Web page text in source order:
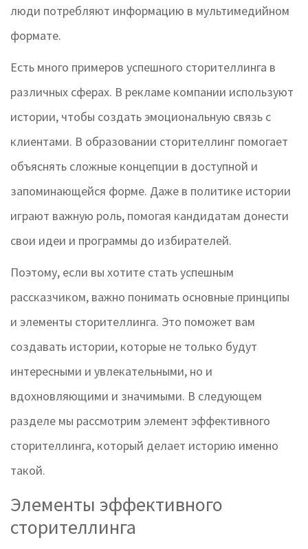
люди потребляют информацию в мультимедийном
формате.
Есть много примеров успешного сторителлинга в
различных сферах. В рекламе компании используют
истории, чтобы создать эмоциональную связь с
клиентами. В образовании сторителлинг помогает
объяснять сложные концепции в доступной и
запоминающейся форме. Даже в политике истории
играют важную роль, помогая кандидатам донести
свои идеи и программы до избирателей.
Поэтому, если вы хотите стать успешным
рассказчиком, важно понимать основные принципы
и элементы сторителлинга. Это поможет вам
создавать истории, которые не только будут
интересными и увлекательными, но и
вдохновляющими и значимыми. В следующем
разделе мы рассмотрим элемент эффективного
сторителлинга, который делает историю именно
такой.
Элементы эффективного
сторителлинга